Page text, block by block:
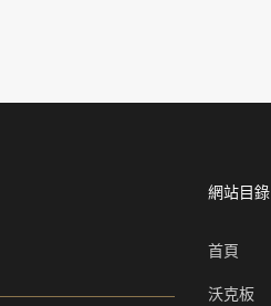
網站目錄
首頁
沃克板